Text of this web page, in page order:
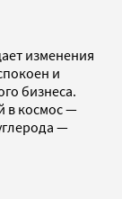
изменения
и
бизнеса.
в космос —
—